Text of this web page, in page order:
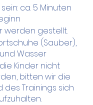
ca. 5 Minuten
werden gestellt.
(Sauber),
Wasser
Kinder nicht
bitten wir die
des Trainings sich